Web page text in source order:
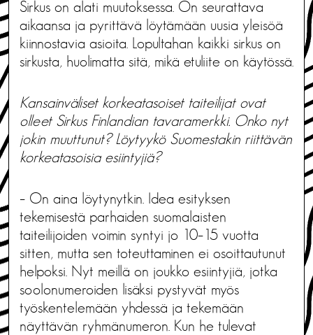
Sirkus on alati muutoksessa. On seurattava
aikaansa ja pyrittävä löytämään uusia yleisöä
kiinnostavia asioita. Lopultahan kaikki sirkus on
sirkusta, huolimatta sitä, mikä etuliite on käytössä.
Kansainväliset korkeatasoiset taiteilijat ovat
olleet Sirkus Finlandian tavaramerkki. Onko nyt
jokin muuttunut? Löytyykö Suomestakin riittävän
korkeatasoisia esiintyjiä?
– On aina löytynytkin. Idea esityksen
tekemisestä parhaiden suomalaisten
taiteilijoiden voimin syntyi jo 10–15 vuotta
sitten, mutta sen toteuttaminen ei osoittautunut
helpoksi. Nyt meillä on joukko esiintyjiä, jotka
soolonumeroiden lisäksi pystyvät myös
työskentelemään yhdessä ja tekemään
näyttävän ryhmänumeron. Kun he tulevat